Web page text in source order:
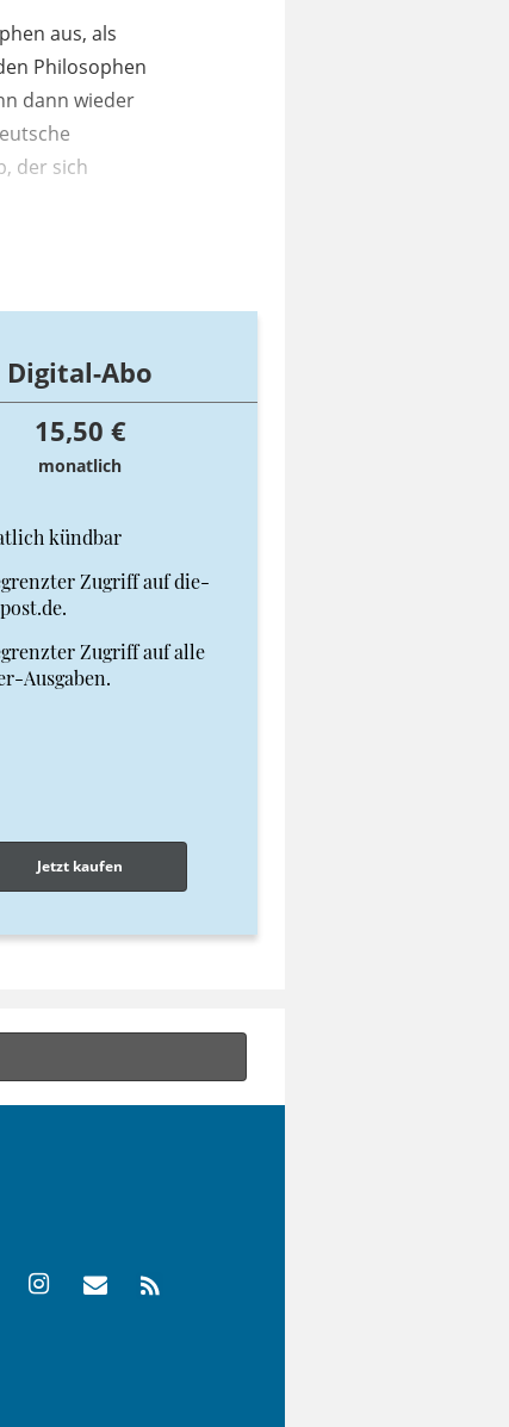
aus, als
Philosophen
dann wieder
der sich
Digital-Abo
15,50 €
monatlich
kündbar
Zugriff auf die-
Zugriff auf alle
Ausgaben.
Jetzt kaufen